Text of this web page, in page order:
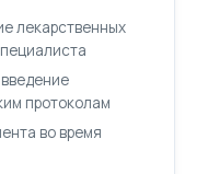
лекарственных
протоколам
во время